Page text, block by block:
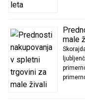
male